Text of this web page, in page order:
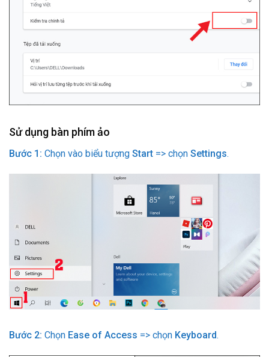
Sử dụng bàn phím ảo
Bước 1: Chọn vào biểu tượng Start => chọn Settings.
Bước 2: Chọn Ease of Access => chọn Keyboard.